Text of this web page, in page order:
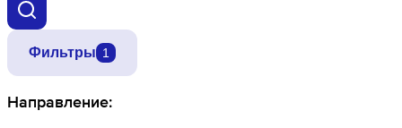
Фильтры 1
Направление: